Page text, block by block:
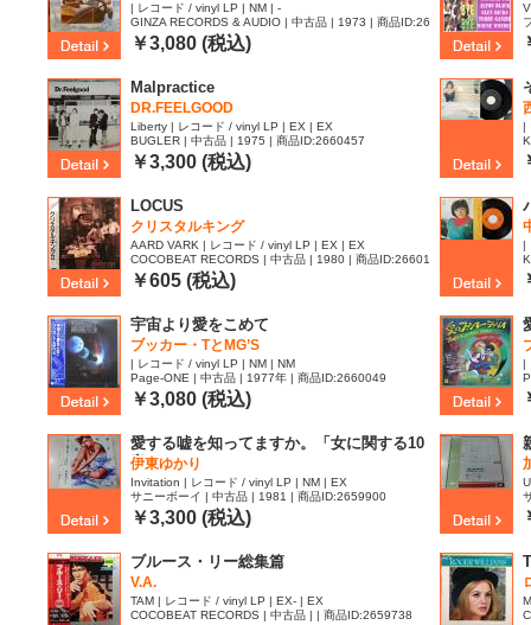
| レコード / vinyl LP | NM | -
GINZA RECORDS & AUDIO | 中古品 | 1973 | 商品ID:26
60570
￥3,080 (税込)
Malpractice
DR.FEELGOOD
Liberty | レコード / vinyl LP | EX | EX
BUGLER | 中古品 | 1975 | 商品ID:2660457
￥3,300 (税込)
|
LOCUS
クリスタルキング
AARD VARK | レコード / vinyl LP | EX | EX
COCOBEAT RECORDS | 中古品 | 1980 | 商品ID:26601
42
￥605 (税込)
|
宇宙より愛をこめて
ブッカー・TとMG’S
| レコード / vinyl LP | NM | NM
Page-ONE | 中古品 | 1977年 | 商品ID:2660049
￥3,080 (税込)
|
愛する嘘を知ってますか。「女に関する10
章」
伊東ゆかり
Invitation | レコード / vinyl LP | NM | EX
サニーボーイ | 中古品 | 1981 | 商品ID:2659900
￥3,300 (税込)
ブルース・リー総集篇
V.A.
TAM | レコード / vinyl LP | EX- | EX
COCOBEAT RECORDS | 中古品 | | 商品ID:2659738